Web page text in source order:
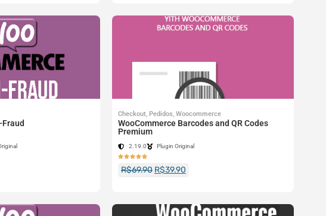
Checkout, Pedidos, Woocommerce
WooCommerce Barcodes and QR Codes
Premium
2.19.0 Plugin Original

R$69.90 R$39.90